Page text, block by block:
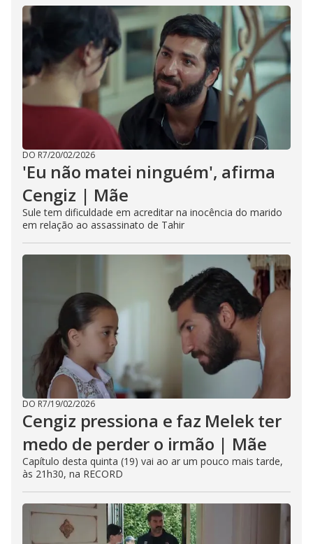
DO R7/20/02/2026
'Eu não matei ninguém', afirma
Cengiz | Mãe
Sule tem dificuldade em acreditar na inocência do marido
em relação ao assassinato de Tahir
DO R7/19/02/2026
Cengiz pressiona e faz Melek ter
medo de perder o irmão | Mãe
Capítulo desta quinta (19) vai ao ar um pouco mais tarde,
às 21h30, na RECORD